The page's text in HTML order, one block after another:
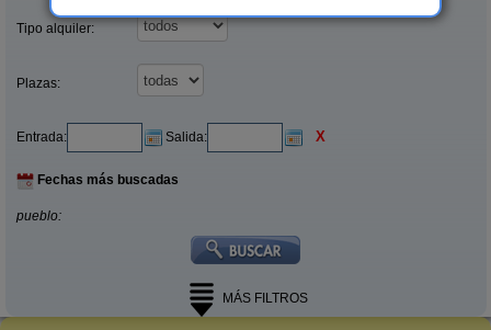
Tipo alquiler:
Plazas:
Entrada: Salida: X
Fechas más buscadas
pueblo:
MÁS FILTROS